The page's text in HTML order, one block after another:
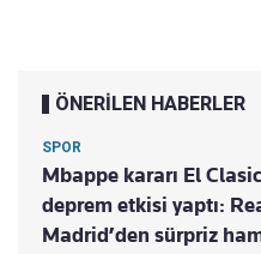
ÖNERİLEN HABERLER
SPOR
Mbappe kararı El
deprem etkisi yaptı:
Madrid’den sürpriz